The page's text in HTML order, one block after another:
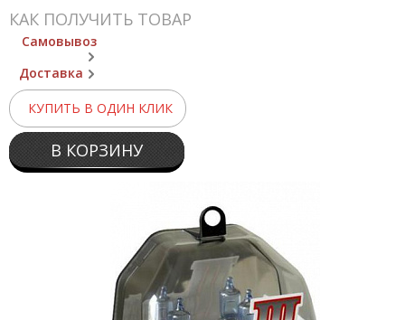
КАК ПОЛУЧИТЬ ТОВАР
Самовывоз
Доставка
КУПИТЬ В ОДИН КЛИК
В КОРЗИНУ